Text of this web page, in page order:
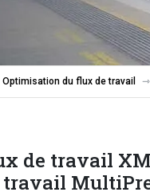
Optimisation du flux de travail
de travail